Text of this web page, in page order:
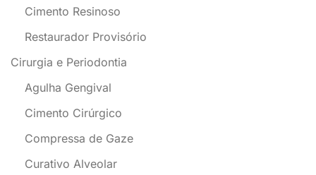
Cimento Resinoso
Restaurador Provisório
Cirurgia e Periodontia
Agulha Gengival
Cimento Cirúrgico
Compressa de Gaze
Curativo Alveolar